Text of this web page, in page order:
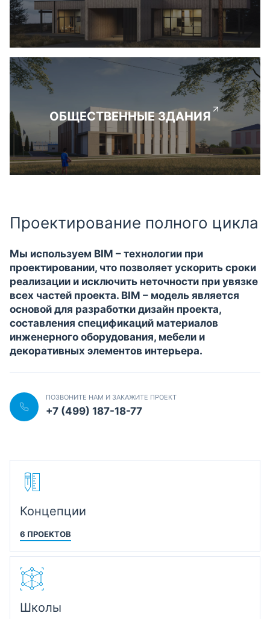
ОБЩЕСТВЕННЫЕ ЗДАНИЯ
Проектирование полного цикла
Мы используем BIM – технологии при
проектировании, что позволяет ускорить сроки
реализации и исключить неточности при увязке
всех частей проекта. BIM – модель является
основой для разработки дизайн проекта,
составления спецификаций материалов
инженерного оборудования, мебели и
декоративных элементов интерьера.
ПОЗВОНИТЕ НАМ И ЗАКАЖИТЕ ПРОЕКТ
+7 (499) 187-18-77
Концепции
6 ПРОЕКТОВ
Школы